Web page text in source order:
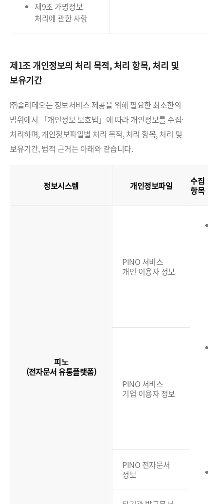
제9조 가명정보
처리에 관한 사항
제1조 개인정보의 처리 목적, 처리 항목, 처리 및
보유기간
㈜솔리데오는 정보서비스 제공을 위해 필요한 최소한의
범위에서 「개인정보 보호법」에 따라 개인정보를 수집·
처리하며, 개인정보파일별 처리 목적, 처리 항목, 처리 및
보유기간, 법적 근거는 아래와 같습니다.
정보시스템 개인정보파일
수집
항목
피노
(전자문서 유통플랫폼)
PINO 서비스
개인 이용자 정보
PINO 서비스
기업 이용자 정보
PINO 전자문서
정보